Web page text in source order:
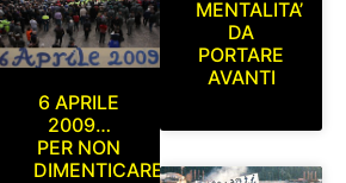
6 APRILE
2009…
PER NON
DIMENTICARE
MENTALITA’
DA
PORTARE
AVANTI